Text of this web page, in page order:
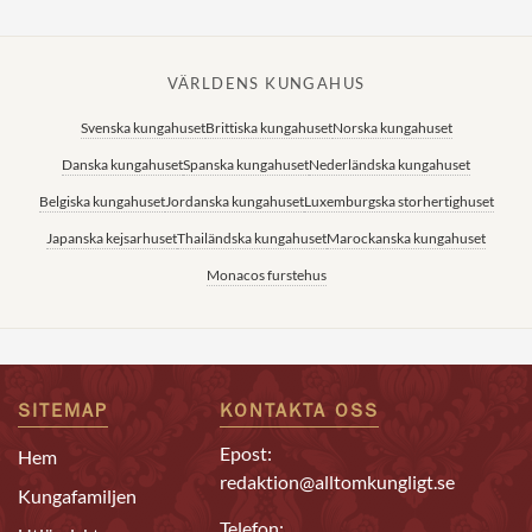
VÄRLDENS KUNGAHUS
Svenska kungahusetBrittiska kungahusetNorska kungahuset
Danska kungahusetSpanska kungahusetNederländska kungahuset
Belgiska kungahusetJordanska kungahusetLuxemburgska storhertighuset
Japanska kejsarhusetThailändska kungahusetMarockanska kungahuset
Monacos furstehus
SITEMAP
Hem
Kungafamiljen
KONTAKTA OSS
Epost:
redaktion@alltomkungligt.se